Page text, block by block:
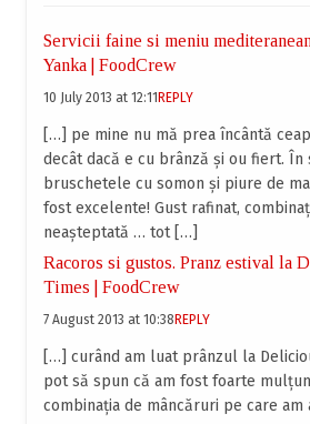
Servicii faine si meniu
Yanka | FoodCrew
10 July 2013 at 12:11REPLY
[…] pe mine nu mă prea încântă
decât dacă e cu brânză și ou fiert. În
bruschetele cu somon și piure de
fost excelente! Gust rafinat,
neașteptată … tot […]
Racoros si gustos. Pranz estival la
Times | FoodCrew
7 August 2013 at 10:38REPLY
[…] curând am luat prânzul la
pot să spun că am fost foarte
combinația de mâncăruri pe care